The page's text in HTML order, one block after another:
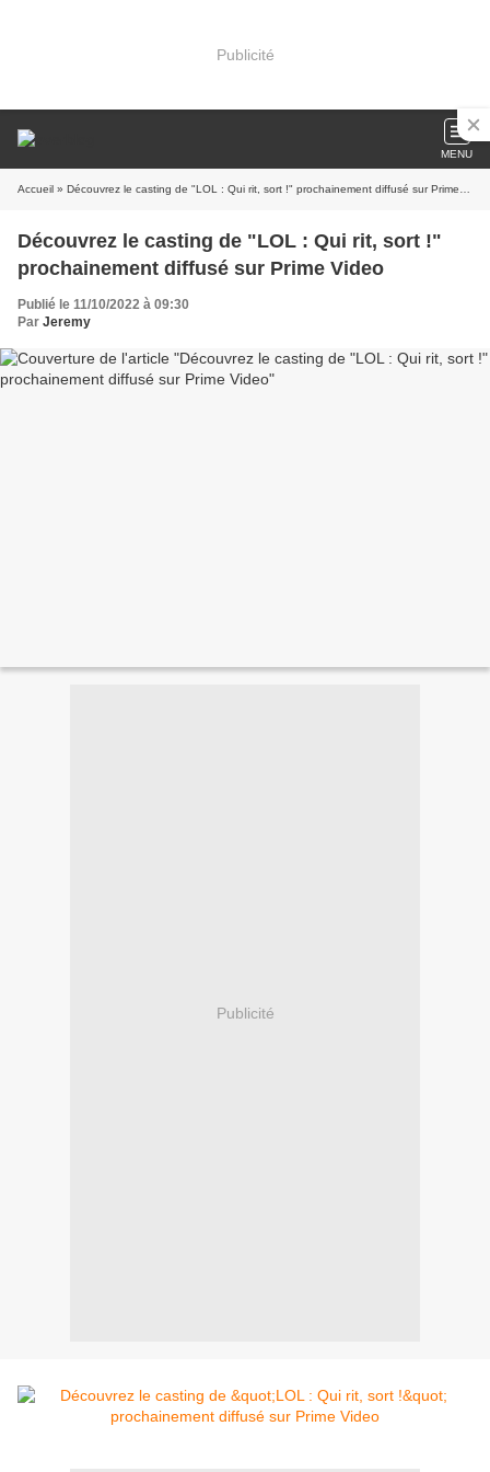
Publicité
MENU
Accueil » Découvrez le casting de "LOL : Qui rit, sort !" prochainement diffusé sur Prime Video
Découvrez le casting de "LOL : Qui rit, sort !"
prochainement diffusé sur Prime Video
Publié le 11/10/2022 à 09:30
Par Jeremy
Publicité